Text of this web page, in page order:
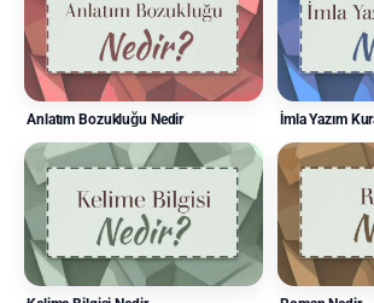
Anlatım Bozukluğu Nedir İmla Yazım